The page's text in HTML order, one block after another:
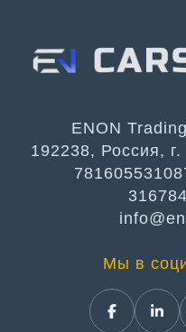
ENON
192238, Россия,
Мы в